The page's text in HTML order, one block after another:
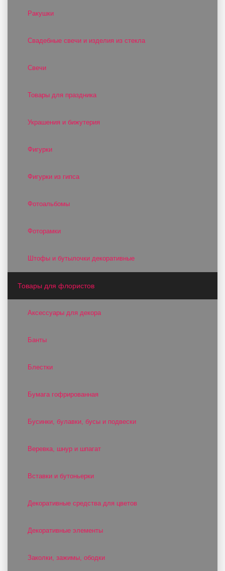
Ракушки
Свадебные свечи и изделия из стекла
Свечи
Товары для праздника
Украшения и бижутерия
Фигурки
Фигурки из гипса
Фотоальбомы
Фоторамки
Штофы и бутылочки декоративные
Товары для флористов
Аксессуары для декора
Банты
Блестки
Бумага гофрированная
Бусинки, булавки, бусы и подвески
Веревка, шнур и шпагат
Вставки и бутоньерки
Декоративные средства для цветов
Декоративные элементы
Заколки, зажимы, ободки